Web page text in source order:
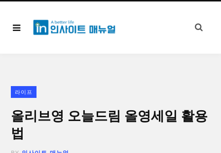
라이프
올리브영 오늘드림 올영세일 활용
법